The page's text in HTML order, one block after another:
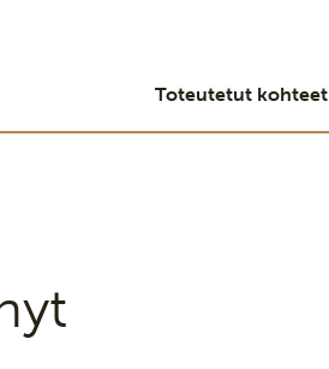
Toteutetut kohteet